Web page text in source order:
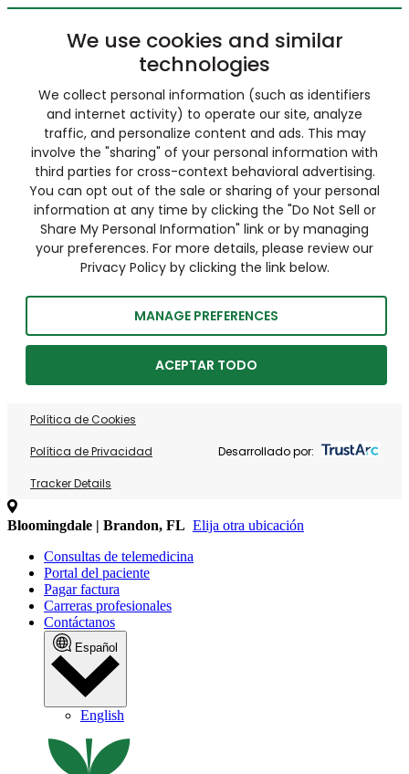
We use cookies and similar
technologies
We collect personal information (such as identifiers
and internet activity) to operate our site, analyze
traffic, and personalize content and ads. This may
involve the "sharing" of your personal information with
third parties for cross-context behavioral advertising.
You can opt out of the sale or sharing of your personal
information at any time by clicking the "Do Not Sell or
Share My Personal Information" link or by managing
your preferences. For more details, please review our
Privacy Policy by clicking the link below.
MANAGE PREFERENCES
ACEPTAR TODO
Política de Cookies
Política de Privacidad
Tracker Details
Desarrollado por:
Bloomingdale | Brandon, FL Elija otra ubicación
Consultas de telemedicina
Portal del paciente
Pagar factura
Carreras profesionales
Contáctanos
Español
English